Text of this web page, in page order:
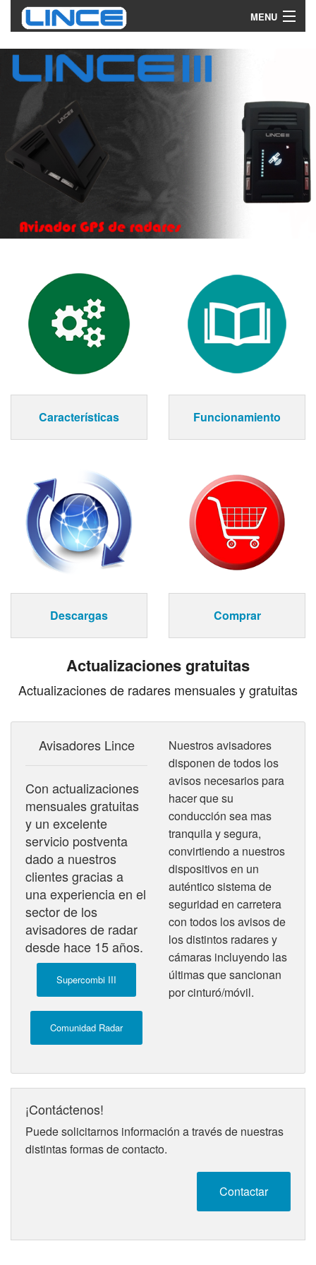
MENU
Caracteristicas
Funcionamiento
Descargas
Comprar
Contactar
Características Funcionamiento
Descargas Comprar
Actualizaciones gratuitas
Actualizaciones de radares mensuales y gratuitas
Avisadores Lince
Con actualizaciones
mensuales gratuitas
y un excelente
servicio postventa
dado a nuestros
clientes gracias a
una experiencia en el
sector de los
avisadores de radar
desde hace 15 años.
Supercombi III
Comunidad Radar
Nuestros avisadores
disponen de todos los
avisos necesarios para
hacer que su
conducción sea mas
tranquila y segura,
convirtiendo a nuestros
dispositivos en un
auténtico sistema de
seguridad en carretera
con todos los avisos de
los distintos radares y
cámaras incluyendo las
últimas que sancionan
por cinturó/móvil.
¡Contáctenos!
Puede solicitarnos información a través de nuestras
distintas formas de contacto.
Contactar